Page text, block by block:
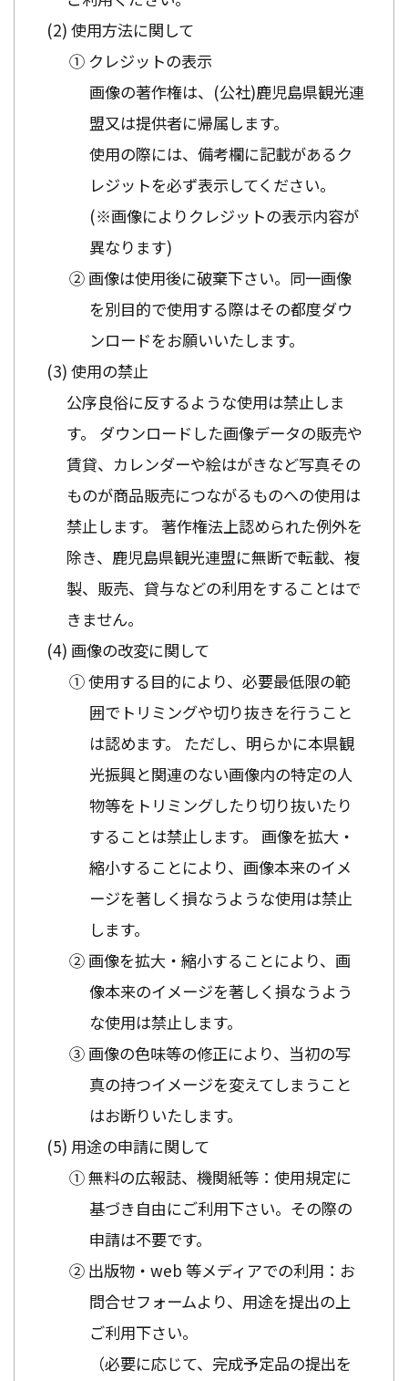
使用方法に関して
① クレジットの表示
画像の著作権は、(公社)鹿児島県観光連
盟又は提供者に帰属します。
使用の際には、備考欄に記載があるク
レジットを必ず表示してください。
(※画像によりクレジットの表示内容が
異なります)
② 画像は使用後に破棄下さい。同一画像
を別目的で使用する際はその都度ダウ
ンロードをお願いいたします。
使用の禁止
公序良俗に反するような使用は禁止しま
す。 ダウンロードした画像データの販売や
賃貸、カレンダーや絵はがきなど写真その
ものが商品販売につながるものへの使用は
禁止します。 著作権法上認められた例外を
除き、鹿児島県観光連盟に無断で転載、複
製、販売、貸与などの利用をすることはで
きません。
画像の改変に関して
① 使用する目的により、必要最低限の範
囲でトリミングや切り抜きを行うこと
は認めます。 ただし、明らかに本県観
光振興と関連のない画像内の特定の人
物等をトリミングしたり切り抜いたり
することは禁止します。 画像を拡大・
縮小することにより、画像本来のイメ
ージを著しく損なうような使用は禁止
します。
② 画像を拡大・縮小することにより、画
像本来のイメージを著しく損なうよう
な使用は禁止します。
③ 画像の色味等の修正により、当初の写
真の持つイメージを変えてしまうこと
はお断りいたします。
用途の申請に関して
① 無料の広報誌、機関紙等：使用規定に
基づき自由にご利用下さい。その際の
申請は不要です。
② 出版物・web 等メディアでの利用：お
問合せフォームより、用途を提出の上
ご利用下さい。
（必要に応じて、完成予定品の提出を